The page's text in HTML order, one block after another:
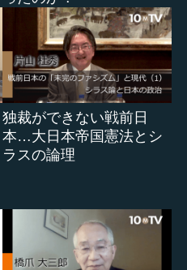
独裁ができない戦前日
本…大日本帝国憲法とシ
ラスの論理